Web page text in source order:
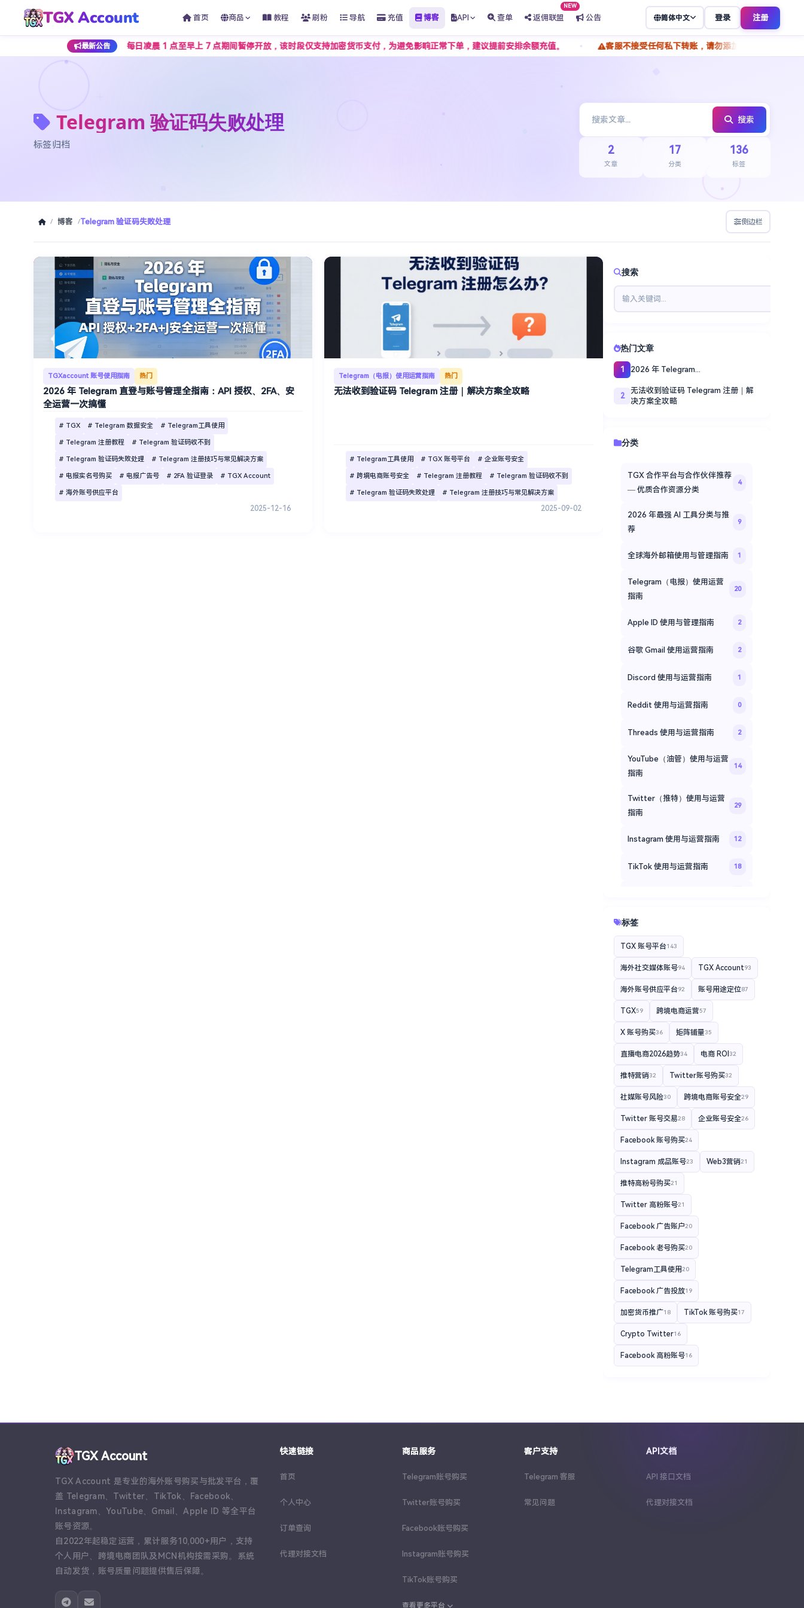
TGX Account 首页 商品 教程 刷粉 导航 充值 博客 API 查单 返佣联盟
NEW
公告 简体中文 登录 注册
最新公告
，人民币下单通道将在每日凌晨 1 点至早上 7 点期间暂停开放，该时段仅支持加密货币支付，为避免影响正常下单，建议提前安排余额充值。 客服不接受任何私下转账，请勿添加私人 TG 转账付款，谨
Telegram 验证码失败处理
标签归档
搜索
2
文章
17
分类
136
标签
/ 博客 /Telegram 验证码失败处理 侧边栏
TGXaccount 账号使用指南 热门
2026 年 Telegram 直登与账号管理全指南：API 授权、2FA、安
全运营一次搞懂
# TGX # Telegram 数据安全 # Telegram工具使用
# Telegram 注册教程 # Telegram 验证码收不到
# Telegram 验证码失败处理 # Telegram 注册技巧与常见解决方案
# 电报实名号购买 # 电报广告号 # 2FA 验证登录 # TGX Account
# 海外账号供应平台
2025-12-16
Telegram（电报）使用运营指南 热门
无法收到验证码 Telegram 注册｜解决方案全攻略
# Telegram工具使用 # TGX 账号平台 # 企业账号安全
# 跨境电商账号安全 # Telegram 注册教程 # Telegram 验证码收不到
# Telegram 验证码失败处理 # Telegram 注册技巧与常见解决方案
2025-09-02
搜索
热门文章
1 2026 年 Telegram...
2
无法收到验证码 Telegram 注册｜解
决方案全攻略
分类
TGX 合作平台与合作伙伴推荐
— 优质合作资源分类
4
2026 年最强 AI 工具分类与推
荐
9
全球海外邮箱使用与管理指南 1
Telegram（电报）使用运营
指南
20
Apple ID 使用与管理指南 2
谷歌 Gmail 使用运营指南 2
Discord 使用与运营指南 1
Reddit 使用与运营指南 0
Threads 使用与运营指南 2
YouTube（油管）使用与运营
指南
14
Twitter（推特）使用与运营
指南
29
Instagram 使用与运营指南 12
TikTok 使用与运营指南 18
TGXaccount 海外账号登录
教程
TGXaccount 平台专题
TGXaccount 账号使用指南 12
标签
TGX 账号平台143
海外社交媒体账号94 TGX Account93
海外账号供应平台92 账号用途定位87
TGX59 跨境电商运营57
X 账号购买36 矩阵铺量35
直播电商2026趋势34 电商 ROI 32
推特营销32 Twitter账号购买32
社媒账号风险30 跨境电商账号安全29
Twitter 账号交易28 企业账号安全26
Facebook 账号购买24
Instagram 成品账号23 Web3营销21
推特高粉号购买21
Twitter 高粉账号21
Facebook 广告账户20
Facebook 老号购买20
Telegram工具使用20
Facebook 广告投放19
加密货币推广18 TikTok 账号购买17
Crypto Twitter16
Facebook 高粉账号16
Telegram 营销 13
TGX Account
TGX Account 是专业的海外账号购买与批发平台，覆
盖 Telegram、Twitter、TikTok、Facebook、
Instagram、YouTube、Gmail、Apple ID 等全平台
账号资源。
自2022年起稳定运营，累计服务10,000+用户，支持
个人用户、跨境电商团队及MCN机构按需采购。系统
自动发货，账号质量问题提供售后保障。
快速链接
首页
个人中心
订单查询
代理对接文档
商品服务
Telegram账号购买
Twitter账号购买
Facebook账号购买
Instagram账号购买
TikTok账号购买
查看更多平台
客户支持
Telegram 客服
常见问题
API文档
API 接口文档
代理对接文档